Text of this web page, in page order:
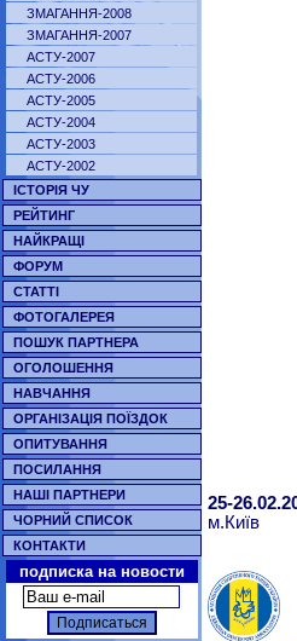
ЗМАГАННЯ-2008
ЗМАГАННЯ-2007
АСТУ-2007
АСТУ-2006
АСТУ-2005
АСТУ-2004
АСТУ-2003
АСТУ-2002
ІСТОРІЯ ЧУ
РЕЙТИНГ
НАЙКРАЩІ
ФОРУМ
СТАТТІ
ФОТОГАЛЕРЕЯ
ПОШУК ПАРТНЕРА
ОГОЛОШЕННЯ
НАВЧАННЯ
ОРГАНІЗАЦІЯ ПОЇЗДОК
ОПИТУВАННЯ
ПОСИЛАННЯ
НАШІ ПАРТНЕРИ
ЧОРНИЙ СПИСОК
КОНТАКТИ
подписка на новости
25-
м.Київ